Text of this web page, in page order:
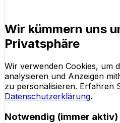
Wir kümmern uns
Privatsphäre
Wir verwenden Cookies, um
analysieren und Anzeigen
zu personalisieren. Erfahren
Datenschutzerklärung.
Notwendig (immer aktiv)